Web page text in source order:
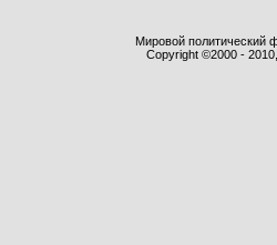
Мировой политический
Copyright ©2000 -